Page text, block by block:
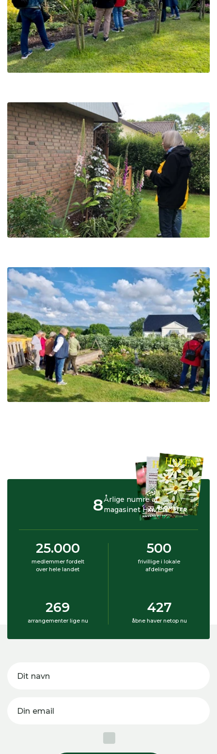
Årlige numre af
magasinet HAVEN
8
25.000
medlemmer fordelt
over hele landet
500
frivillige i lokale
afdelinger
269
arrangementer lige nu
427
åbne haver netop nu
Dit navn
Din email